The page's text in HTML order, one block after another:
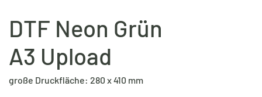
DTF Neon Grün
A3 Upload
große Druckfläche: 280 x 410 mm